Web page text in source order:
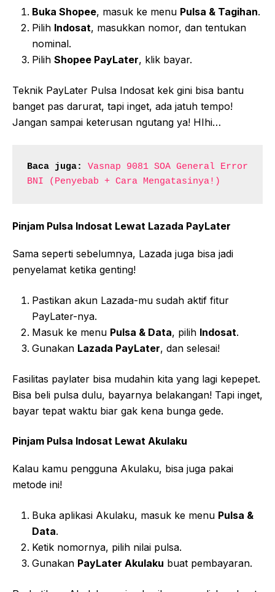
Buka Shopee, masuk ke menu Pulsa & Tagihan.
Pilih Indosat, masukkan nomor, dan tentukan
nominal.
Pilih Shopee PayLater, klik bayar.
Teknik PayLater Pulsa Indosat kek gini bisa bantu
banget pas darurat, tapi inget, ada jatuh tempo!
Jangan sampai keterusan ngutang ya! HIhi…
Baca juga:
Vasnap 9081 SOA General Error
BNI (Penyebab + Cara Mengatasinya!)
Pinjam Pulsa Indosat Lewat Lazada PayLater
Sama seperti sebelumnya, Lazada juga bisa jadi
penyelamat ketika genting!
Pastikan akun Lazada-mu sudah aktif fitur
PayLater-nya.
Masuk ke menu Pulsa & Data, pilih Indosat.
Gunakan Lazada PayLater, dan selesai!
Fasilitas paylater bisa mudahin kita yang lagi kepepet.
Bisa beli pulsa dulu, bayarnya belakangan! Tapi inget,
bayar tepat waktu biar gak kena bunga gede.
Pinjam Pulsa Indosat Lewat Akulaku
Kalau kamu pengguna Akulaku, bisa juga pakai
metode ini!
Buka aplikasi Akulaku, masuk ke menu Pulsa &
Data.
Ketik nomornya, pilih nilai pulsa.
Gunakan PayLater Akulaku buat pembayaran.